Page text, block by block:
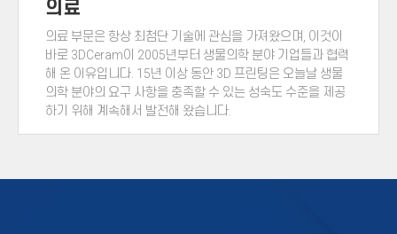
의료
의료 부문은 항상 최첨단 기술에 관심을 가져왔으며, 이것이
바로 3DCeram이 2005년부터 생물의학 분야 기업들과 협력
해 온 이유입니다. 15년 이상 동안 3D 프린팅은 오늘날 생물
의학 분야의 요구 사항을 충족할 수 있는 성숙도 수준을 제공
하기 위해 계속해서 발전해 왔습니다.